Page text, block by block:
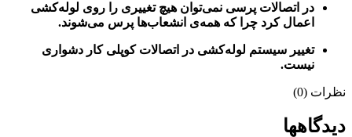
در اتصالات پرسی نمی‌توان هیچ تغییری را روی لوله‌کشی
اعمال کرد چرا که همه‌ی انشعاب‌ها پرس می‌شوند.
تغییر سیستم لوله‌کشی در اتصالات کوپلی کار دشواری
نیست.
نظرات (0)
دیدگاهها